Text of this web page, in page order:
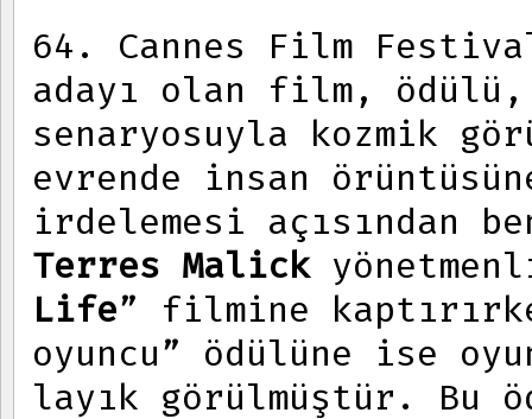
64. Cannes Film
adayı olan film, ödülü,
senaryosuyla kozmik
evrende insan
irdelemesi açısından
Terres Malick
Life” filmine
oyuncu” ödülüne ise
layık görülmüştür. Bu